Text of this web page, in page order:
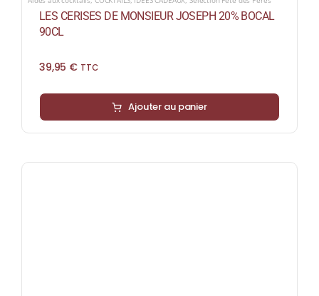
LES CERISES DE MONSIEUR JOSEPH 20% BOCAL
90CL
39,95 € TTC
Ajouter au panier